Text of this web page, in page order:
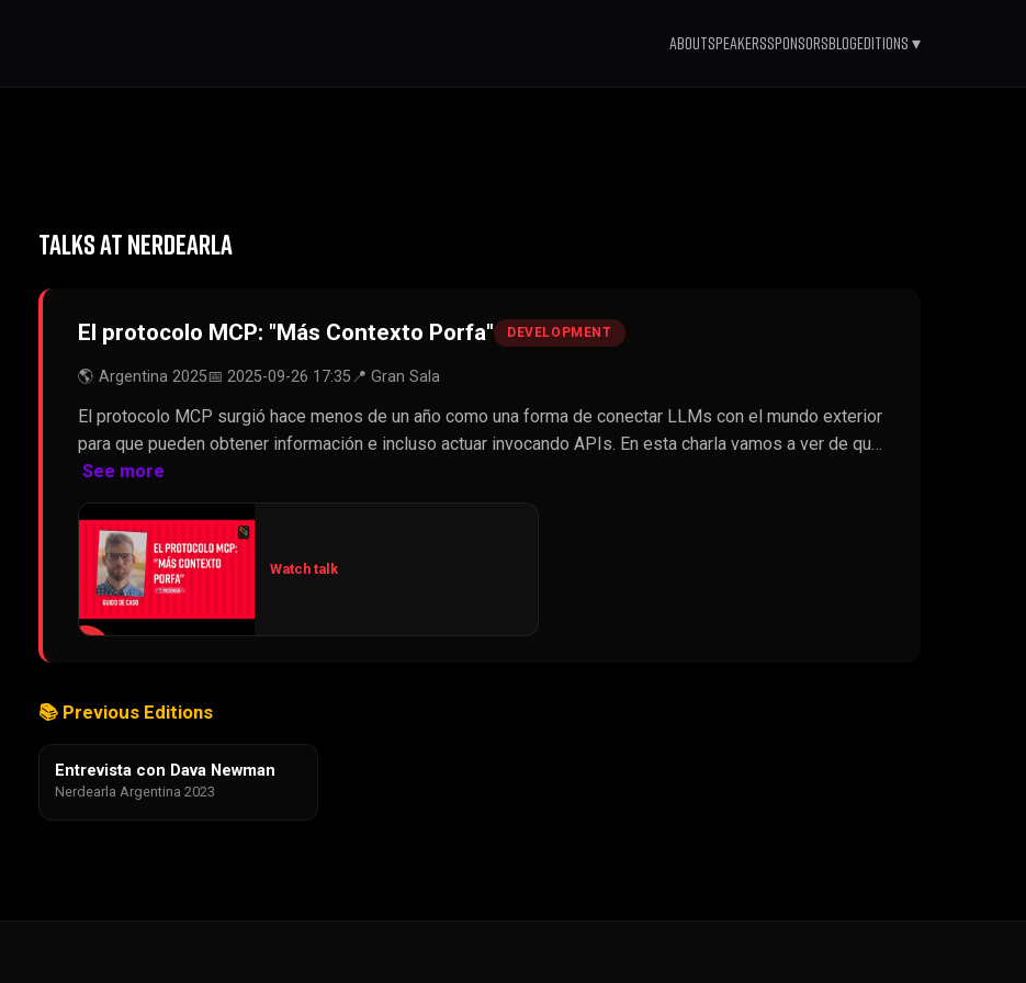
AboutSpeakersSponsorsBlogEditions ▾
TALKS AT NERDEARLA
El protocolo MCP: "Más Contexto Porfa" DEVELOPMENT
🌎 Argentina 2025📅 2025-09-26 17:35📍 Gran Sala
El protocolo MCP surgió hace menos de un año como una forma de conectar LLMs con el mundo exterior
para que pueden obtener información e incluso actuar invocando APIs. En esta charla vamos a ver de qu…
See more
Watch talk
📚 Previous Editions
Entrevista con Dava Newman
Nerdearla Argentina 2023